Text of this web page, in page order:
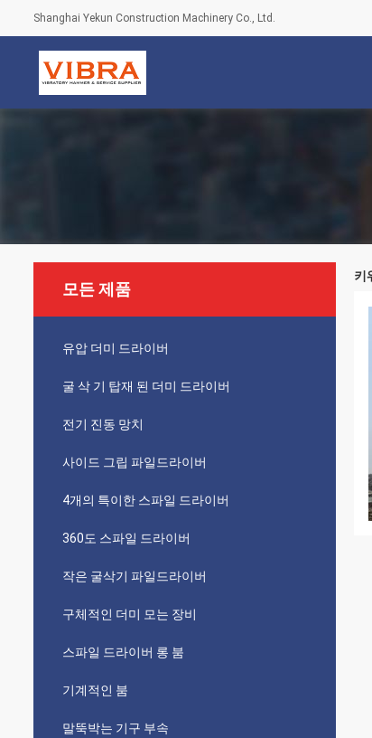
Shanghai Yekun Construction Machinery Co., Ltd.
모든 제품
유압 더미 드라이버
굴 삭 기 탑재 된 더미 드라이버
전기 진동 망치
사이드 그립 파일드라이버
4개의 특이한 스파일 드라이버
360도 스파일 드라이버
작은 굴삭기 파일드라이버
구체적인 더미 모는 장비
스파일 드라이버 롱 붐
기계적인 붐
말뚝박는 기구 부속
키